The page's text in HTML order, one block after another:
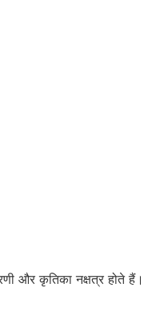
और कृतिका नक्षत्र होते हैं।